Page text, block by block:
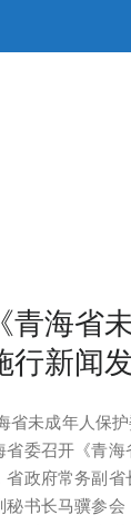
青海省
行新闻
未成年人保护
委召开《青海
政府常务副
书长马骥参会